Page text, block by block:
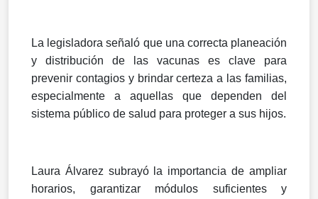
La legisladora señaló que una correcta planeación
y distribución de las vacunas es clave para
prevenir contagios y brindar certeza a las familias,
especialmente a aquellas que dependen del
sistema público de salud para proteger a sus hijos.
Laura Álvarez subrayó la importancia de ampliar
horarios, garantizar módulos suficientes y